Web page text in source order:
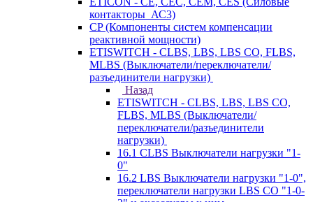
контакторы_АС3)
CP (Компоненты систем компенсации
реактивной мощности)
ETISWITCH - CLBS, LBS, LBS CO, FLBS,
MLBS (Выключатели/переключатели/
разъединители нагрузки)
Назад
ETISWITCH - CLBS, LBS, LBS CO,
FLBS, MLBS (Выключатели/
переключатели/разъединители
нагрузки)
16.1 CLBS Выключатели нагрузки "1-
0"
16.2 LBS Выключатели нагрузки "1-0",
переключатели нагрузки LBS CO "1-0-